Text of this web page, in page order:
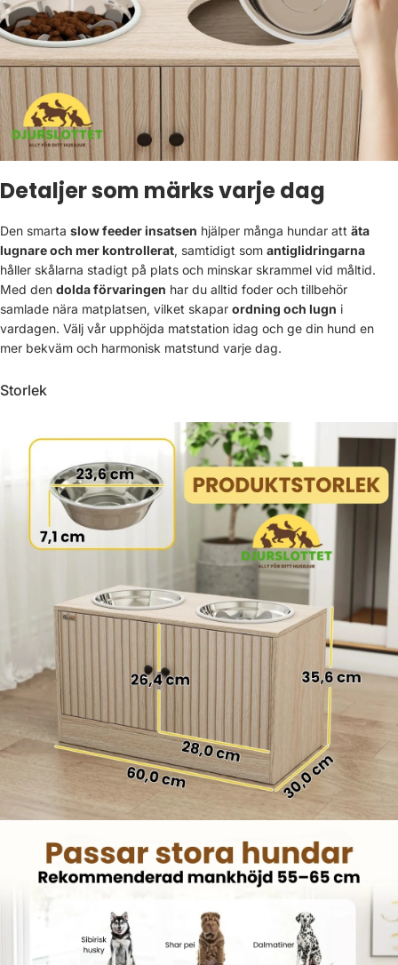
Detaljer som märks varje dag
Den smarta slow feeder insatsen hjälper många hundar att äta
lugnare och mer kontrollerat, samtidigt som antiglidringarna
håller skålarna stadigt på plats och minskar skrammel vid måltid.
Med den dolda förvaringen har du alltid foder och tillbehör
samlade nära matplatsen, vilket skapar ordning och lugn i
vardagen. Välj vår upphöjda matstation idag och ge din hund en
mer bekväm och harmonisk matstund varje dag.
Storlek